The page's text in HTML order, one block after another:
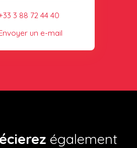
3 88 72 44 40
un e-mail
également